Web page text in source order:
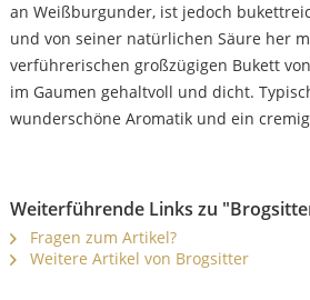
an Weißburgunder, ist jedoch
und von seiner natürlichen Säure her
verführerischen großzügigen Bukett
im Gaumen gehaltvoll und dicht.
wunderschöne Aromatik und ein
Weiterführende Links zu
Fragen zum Artikel?
Weitere Artikel von Brogsitter